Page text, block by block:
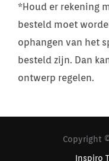
*Houd er rekening
besteld moet
ophangen van het
besteld zijn. Dan
ontwerp regelen.
Copyright
Inspiro